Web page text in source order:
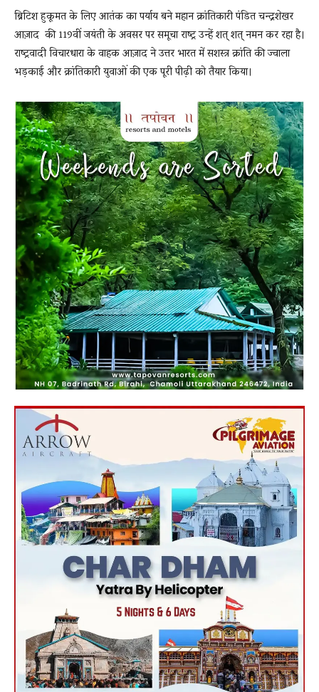
ब्रिटिश हुकूमत के लिए आतंक का पर्याय बने महान क्रांतिकारी पंडित चन्द्रशेखर
आज़ाद की 119वीं जयंती के अवसर पर समूचा राष्ट्र उन्हें शत् शत् नमन कर रहा है।
राष्ट्रवादी विचारधारा के वाहक आज़ाद ने उत्तर भारत में सशस्त्र क्रांति की ज्वाला
भड़काई और क्रांतिकारी युवाओं की एक पूरी पीढ़ी को तैयार किया।